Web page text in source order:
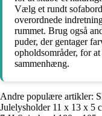
Vælg et rundt
overordnede
rummet. Brug også
puder, der gentager
opholdsområder, for
sammenhæng.
Andre populære artikler:
Julelysholder 11 x 13 x 5